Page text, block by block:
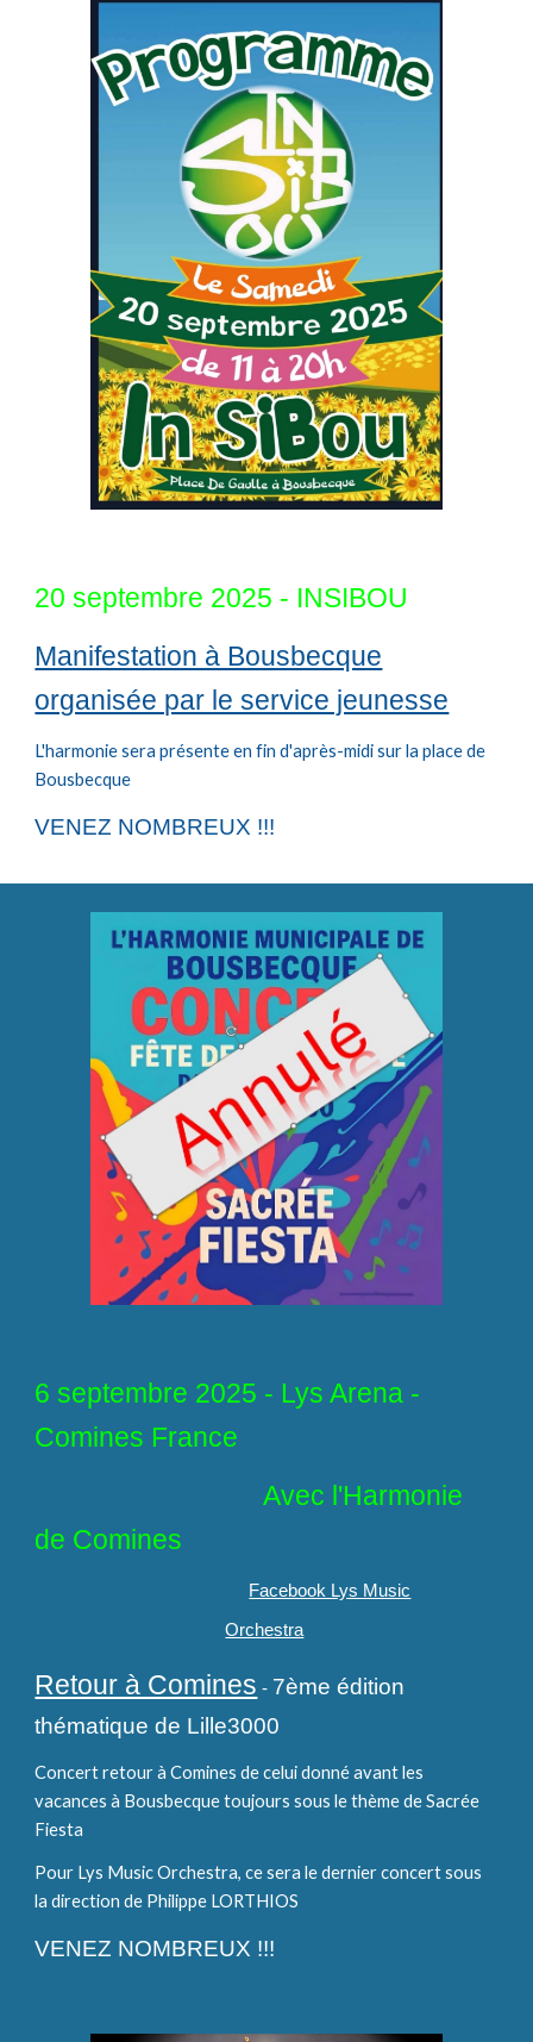
20 septembre 2025 - INSIBOU
Manifestation à Bousbecque
organisée par le service jeunesse
L'harmonie sera présente en fin d'après-midi sur la place de
Bousbecque
VENEZ NOMBREUX !!!
6 septembre 2025 - Lys Arena -
Comines France
Avec l'Harmonie
de Comines
Facebook Lys Music
Orchestra
Retour à Comines - 7ème édition
thématique de Lille3000
Concert retour à Comines de celui donné avant les
vacances à Bousbecque toujours sous le thème de Sacrée
Fiesta
Pour Lys Music Orchestra, ce sera le dernier concert sous
la direction de Philippe LORTHIOS
VENEZ NOMBREUX !!!